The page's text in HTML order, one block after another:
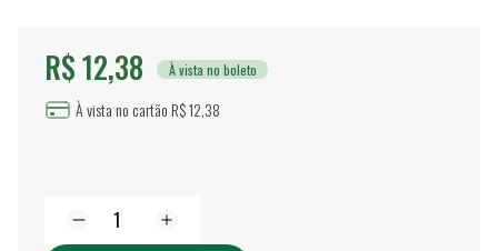
R$ 12,38 À vista no boleto
À vista no cartão R$ 12,38